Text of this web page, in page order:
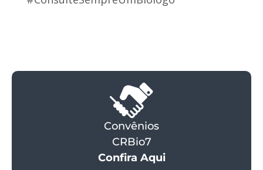
Convênios
CRBio7
Confira Aqui